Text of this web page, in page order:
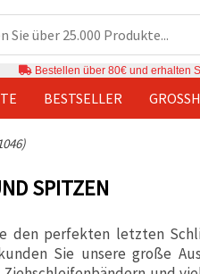
Bestellen über 80€ und erhalten
BESTSELLER
SPITZEN
den perfekten letzten
Sie unsere große